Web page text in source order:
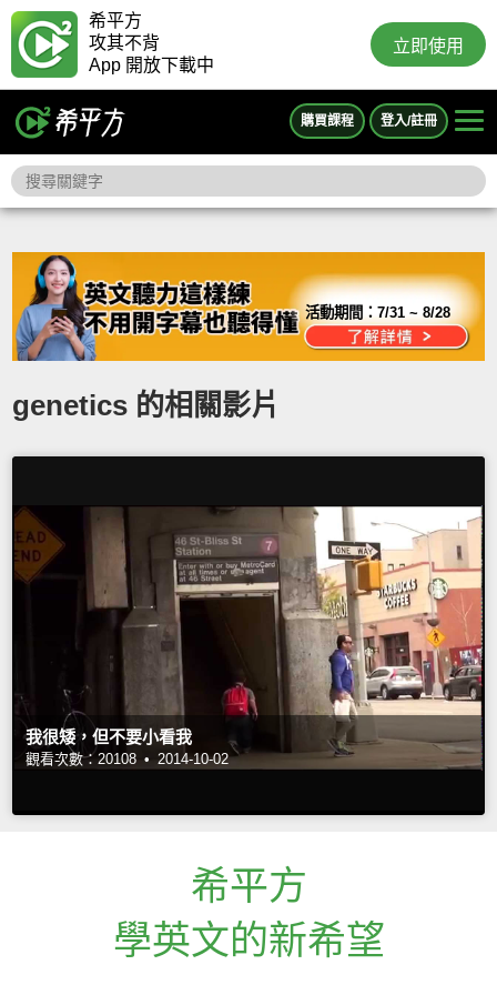
希平方
攻其不背
App 開放下載中
立即使用
購買課程 登入/註冊
活動期間：7/31 ~ 8/28
genetics 的相關影片
我很矮，但不要小看我
觀看次數：20108 • 2014-10-02
希平方
學英文的新希望